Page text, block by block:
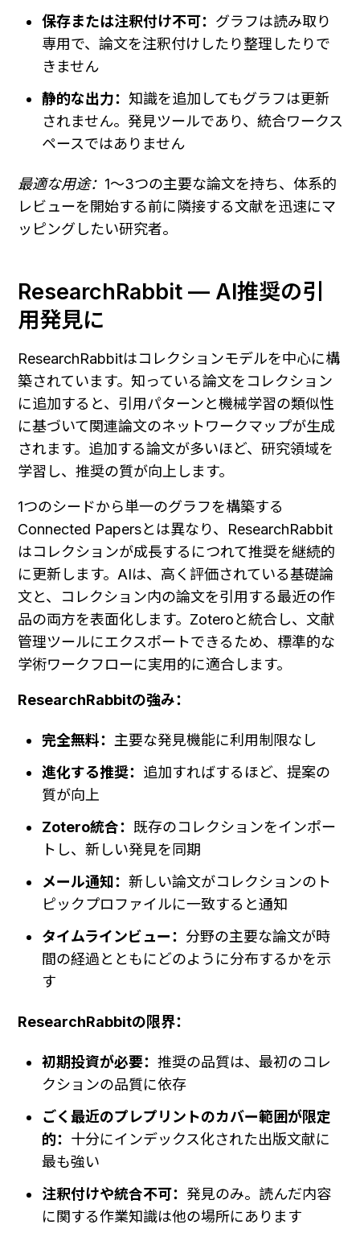
保存または注釈付け不可： グラフは読み取り
専用で、論文を注釈付けしたり整理したりで
きません
静的な出力：知識を追加してもグラフは更新
されません。発見ツールであり、統合ワークス
ペースではありません
最適な用途： 1〜3つの主要な論文を持ち、体系的
レビューを開始する前に隣接する文献を迅速にマ
ッピングしたい研究者。
ResearchRabbit — AI推奨の引
用発見に
ResearchRabbitはコレクションモデルを中心に構
築されています。知っている論文をコレクション
に追加すると、引用パターンと機械学習の類似性
に基づいて関連論文のネットワークマップが生成
されます。追加する論文が多いほど、研究領域を
学習し、推奨の質が向上します。
1つのシードから単一のグラフを構築する
Connected Papersとは異なり、ResearchRabbit
はコレクションが成長するにつれて推奨を継続的
に更新します。AIは、高く評価されている基礎論
文と、コレクション内の論文を引用する最近の作
品の両方を表面化します。Zoteroと統合し、文献
管理ツールにエクスポートできるため、標準的な
学術ワークフローに実用的に適合します。
ResearchRabbitの強み：
完全無料： 主要な発見機能に利用制限なし
進化する推奨： 追加すればするほど、提案の
質が向上
Zotero統合：
既存のコレクションをインポー
トし、新しい発見を同期
メール通知：新しい論文がコレクションのト
ピックプロファイルに一致すると通知
タイムラインビュー： 分野の主要な論文が時
間の経過とともにどのように分布するかを示
す
ResearchRabbitの限界：
初期投資が必要：推奨の品質は、最初のコレ
クションの品質に依存
ごく最近のプレプリントのカバー範囲が限定
的： 十分にインデックス化された出版文献に
最も強い
注釈付けや統合不可：発見のみ。読んだ内容
に関する作業知識は他の場所にあります